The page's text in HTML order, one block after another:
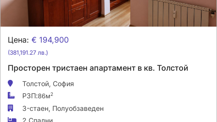
Цена: € 194,900
(381,191.27 лв.)
Просторен тристаен апартамент в кв. Толстой
Толстой, София
РЗП:86м2
3-стаен, Полуобзаведен
2 Спални